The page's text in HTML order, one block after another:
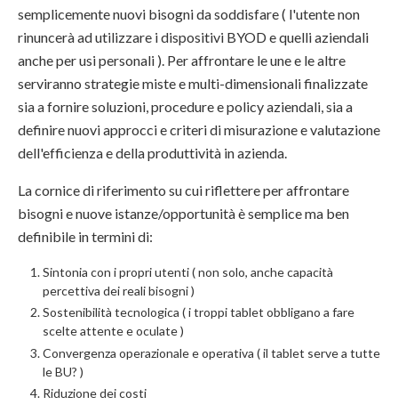
semplicemente nuovi bisogni da soddisfare ( l'utente non
rinuncerà ad utilizzare i dispositivi BYOD e quelli aziendali
anche per usi personali ). Per affrontare le une e le altre
serviranno strategie miste e multi-dimensionali finalizzate
sia a fornire soluzioni, procedure e policy aziendali, sia a
definire nuovi approcci e criteri di misurazione e valutazione
dell'efficienza e della produttività in azienda.
La cornice di riferimento su cui riflettere per affrontare
bisogni e nuove istanze/opportunità è semplice ma ben
definibile in termini di:
Sintonia con i propri utenti ( non solo, anche capacità
percettiva dei reali bisogni )
Sostenibilità tecnologica ( i troppi tablet obbligano a fare
scelte attente e oculate )
Convergenza operazionale e operativa ( il tablet serve a tutte
le BU? )
Riduzione dei costi